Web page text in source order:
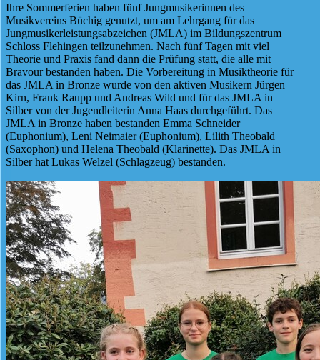
Ihre Sommerferien haben fünf Jungmusikerinnen des
Musikvereins Büchig genutzt, um am Lehrgang für das
Jungmusikerleistungsabzeichen (JMLA) im Bildungszentrum
Schloss Flehingen teilzunehmen. Nach fünf Tagen mit viel
Theorie und Praxis fand dann die Prüfung statt, die alle mit
Bravour bestanden haben. Die Vorbereitung in Musiktheorie für
das JMLA in Bronze wurde von den aktiven Musikern Jürgen
Kirn, Frank Raupp und Andreas Wild und für das JMLA in
Silber von der Jugendleiterin Anna Haas durchgeführt. Das
JMLA in Bronze haben bestanden Emma Schneider
(Euphonium), Leni Neimaier (Euphonium), Lilith Theobald
(Saxophon) und Helena Theobald (Klarinette). Das JMLA in
Silber hat Lukas Welzel (Schlagzeug) bestanden.